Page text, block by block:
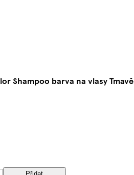
Shampoo barva na vlasy Tmavě